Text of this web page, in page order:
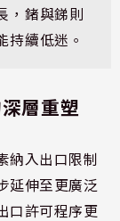
，鍺與銻則
持續低迷。
層重塑
納入出口限制
延伸至更廣泛
口許可程序更